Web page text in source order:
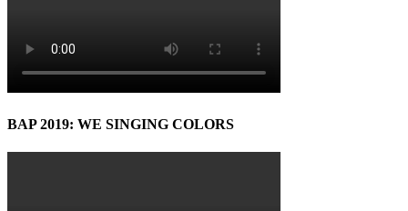
BAP 2019: WE SINGING COLORS